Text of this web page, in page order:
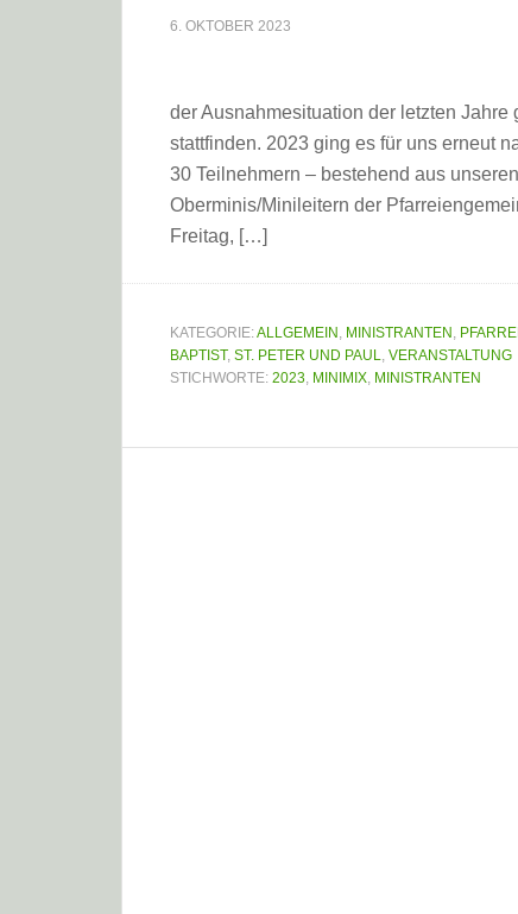
6. OKTOBER 2023
der Ausnahmesituation der letzten
stattfinden. 2023 ging es für uns erneut
30 Teilnehmern – bestehend aus
Oberminis/Minileitern der
Freitag, […]
KATEGORIE:ALLGEMEIN , MINISTRANTEN ,
BAPTIST, ST. PETER UND PAUL, VERANSTALTUNG
STICHWORTE: 2023, MINIMIX, MINISTRANTEN